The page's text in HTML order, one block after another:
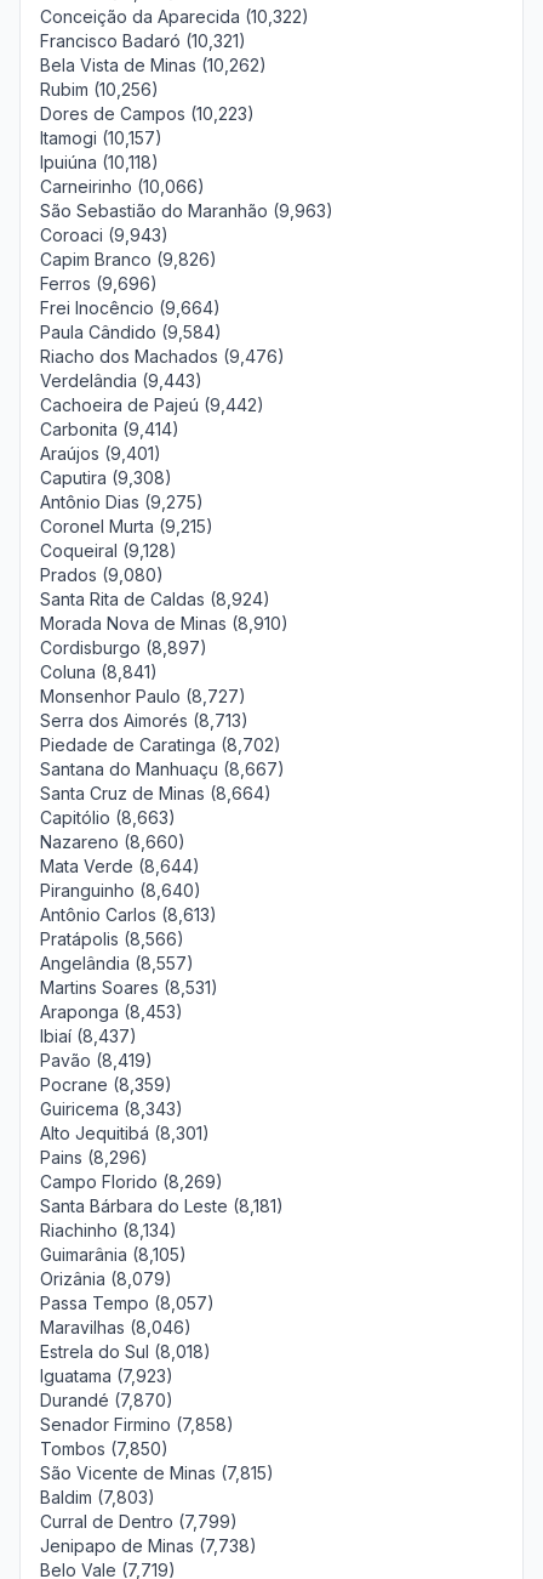
Conceição da Aparecida (10,322)
Francisco Badaró (10,321)
Bela Vista de Minas (10,262)
Rubim (10,256)
Dores de Campos (10,223)
Itamogi (10,157)
Ipuiúna (10,118)
Carneirinho (10,066)
São Sebastião do Maranhão (9,963)
Coroaci (9,943)
Capim Branco (9,826)
Ferros (9,696)
Frei Inocêncio (9,664)
Paula Cândido (9,584)
Riacho dos Machados (9,476)
Verdelândia (9,443)
Cachoeira de Pajeú (9,442)
Carbonita (9,414)
Araújos (9,401)
Caputira (9,308)
Antônio Dias (9,275)
Coronel Murta (9,215)
Coqueiral (9,128)
Prados (9,080)
Santa Rita de Caldas (8,924)
Morada Nova de Minas (8,910)
Cordisburgo (8,897)
Coluna (8,841)
Monsenhor Paulo (8,727)
Serra dos Aimorés (8,713)
Piedade de Caratinga (8,702)
Santana do Manhuaçu (8,667)
Santa Cruz de Minas (8,664)
Capitólio (8,663)
Nazareno (8,660)
Mata Verde (8,644)
Piranguinho (8,640)
Antônio Carlos (8,613)
Pratápolis (8,566)
Angelândia (8,557)
Martins Soares (8,531)
Araponga (8,453)
Ibiaí (8,437)
Pavão (8,419)
Pocrane (8,359)
Guiricema (8,343)
Alto Jequitibá (8,301)
Pains (8,296)
Campo Florido (8,269)
Santa Bárbara do Leste (8,181)
Riachinho (8,134)
Guimarânia (8,105)
Orizânia (8,079)
Passa Tempo (8,057)
Maravilhas (8,046)
Estrela do Sul (8,018)
Iguatama (7,923)
Durandé (7,870)
Senador Firmino (7,858)
Tombos (7,850)
São Vicente de Minas (7,815)
Baldim (7,803)
Curral de Dentro (7,799)
Jenipapo de Minas (7,738)
Belo Vale (7,719)